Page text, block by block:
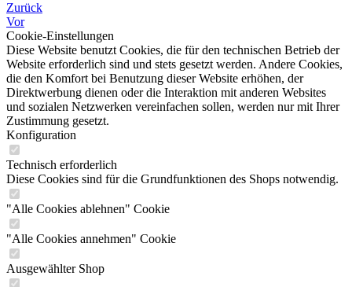
Zurück
Vor
Cookie-Einstellungen
Diese Website benutzt Cookies, die für den technischen Betrieb der
Website erforderlich sind und stets gesetzt werden. Andere Cookies,
die den Komfort bei Benutzung dieser Website erhöhen, der
Direktwerbung dienen oder die Interaktion mit anderen Websites
und sozialen Netzwerken vereinfachen sollen, werden nur mit Ihrer
Zustimmung gesetzt.
Konfiguration
Technisch erforderlich
Diese Cookies sind für die Grundfunktionen des Shops notwendig.
"Alle Cookies ablehnen" Cookie
"Alle Cookies annehmen" Cookie
Ausgewählter Shop